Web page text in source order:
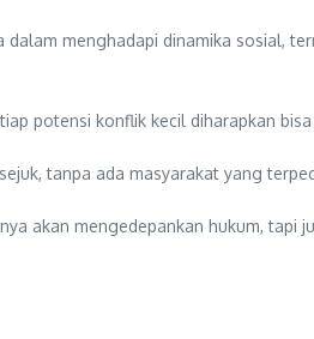
menghadapi dinamika sosial,
potensi konflik kecil diharapkan
tanpa ada masyarakat yang
akan mengedepankan hukum, tapi